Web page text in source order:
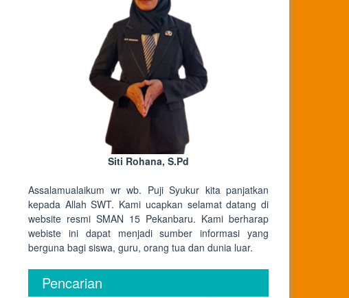
Siti Rohana, S.Pd
Assalamualaikum wr wb. Puji Syukur kita panjatkan
kepada Allah SWT. Kami ucapkan selamat datang di
website resmi SMAN 15 Pekanbaru. Kami berharap
webiste ini dapat menjadi sumber informasi yang
berguna bagi siswa, guru, orang tua dan dunia luar.
Pencarian